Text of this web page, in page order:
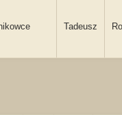
Tadeusz